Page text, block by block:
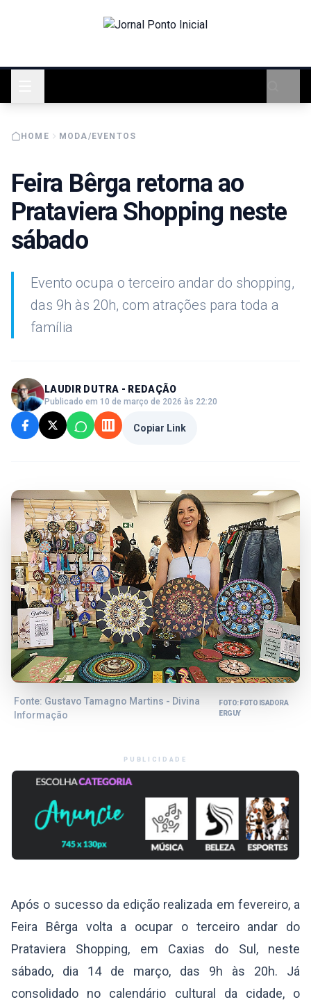
HOME MODA/EVENTOS
Feira Bêrga retorna ao
Prataviera Shopping neste
sábado
Evento ocupa o terceiro andar do shopping,
das 9h às 20h, com atrações para toda a
família
LAUDIR DUTRA - REDAÇÃO
Publicado em 10 de março de 2026 às 22:20
Copiar Link
Fonte: Gustavo Tamagno Martins - Divina
Informação
FOTO: FOTO ISADORA
ERGUY
PUBLICIDADE
Após o sucesso da edição realizada em fevereiro, a
Feira Bêrga volta a ocupar o terceiro andar do
Prataviera Shopping, em Caxias do Sul, neste
sábado, dia 14 de março, das 9h às 20h. Já
consolidado no calendário cultural da cidade, o